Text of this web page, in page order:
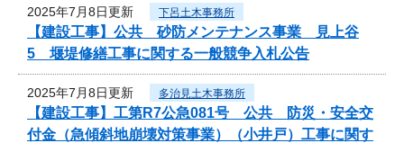
2025年7月8日更新 下呂土木事務所
【建設工事】公共 砂防メンテナンス事業 見上谷
5 堰堤修繕工事に関する一般競争入札公告
2025年7月8日更新 多治見土木事務所
【建設工事】工第R7公急081号 公共 防災・安全交
付金（急傾斜地崩壊対策事業）（小井戸）工事に関す